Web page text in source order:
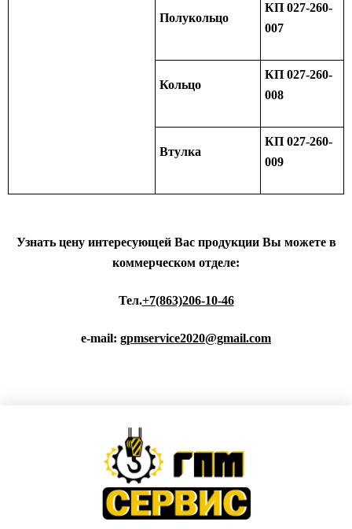
Полукольцо
КП 027-260-
007
Кольцо
КП 027-260-
008
Втулка
КП 027-260-
009
Узнать цену интересующей Вас продукции Вы можете в
коммерческом отделе:
Тел.+7(863)206-10-46
e-mail: gpmservice2020@gmail.com